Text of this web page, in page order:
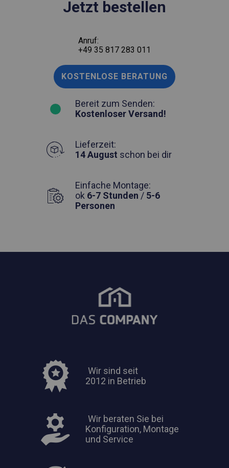
Jetzt bestellen
Anruf:
+49 35 817 283 011
KOSTENLOSE BERATUNG
Bereit zum Senden:
Kostenloser Versand!
Lieferzeit:
14 August schon bei dir
Einfache Montage:
ok 6-7 Stunden / 5-6
Personen
Wir sind seit
2012 in Betrieb
Wir beraten Sie bei
Konfiguration, Montage
und Service